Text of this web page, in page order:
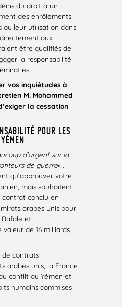
du droit à un
des enrôlements
ou leur utilisation dans
aux
être qualifiés de
la responsabilité
vos inquiétudes à
M. Mohammed
la cessation
POUR LES
d’argent sur la
de guerre« .
qu’approuver votre
mais souhaitent
conclu en
arabes unis pour
Rafale et
valeur de 16 milliards
de contrats
arabes unis, la France
conflit au Yémen et
humains commises